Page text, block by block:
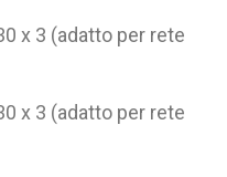
x 3 (adatto per rete
x 3 (adatto per rete